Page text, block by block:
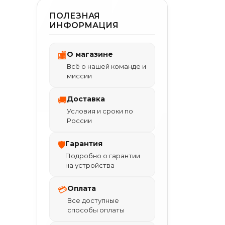
ПОЛЕЗНАЯ
ИНФОРМАЦИЯ
🏬О магазине
Всё о нашей команде и
миссии
🚚Доставка
Условия и сроки по
России
🛡Гарантия
Подробно о гарантии
на устройства
💳Оплата
Все доступные
способы оплаты